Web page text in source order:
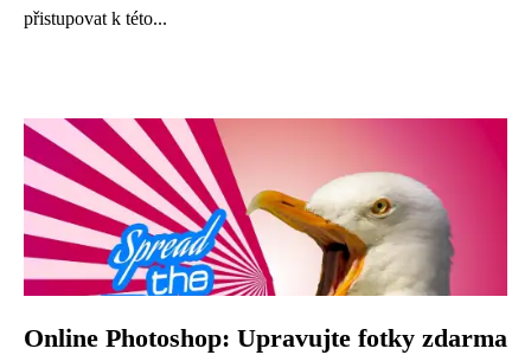
přistupovat k této...
Online Photoshop: Upravujte fotky zdarma